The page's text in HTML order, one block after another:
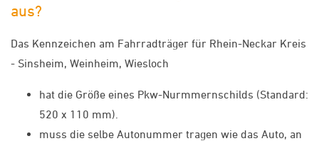
aus?
Das Kennzeichen am Fahrradträger für Rhein-Neckar Kreis
- Sinsheim, Weinheim, Wiesloch
hat die Größe eines Pkw-Nurmmernschilds (Standard:
520 x 110 mm).
muss die selbe Autonummer tragen wie das Auto, an